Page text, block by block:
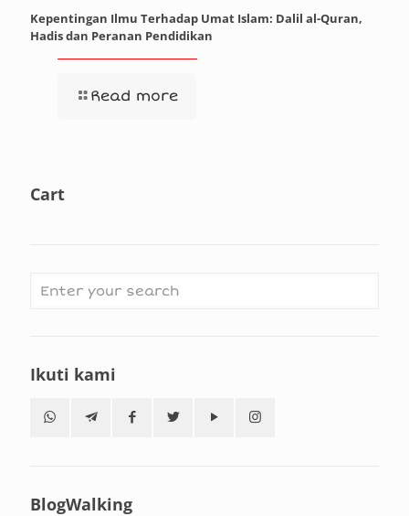
Kepentingan Ilmu Terhadap Umat Islam: Dalil al-Quran,
Hadis dan Peranan Pendidikan
Read more
Cart
Ikuti kami
BlogWalking